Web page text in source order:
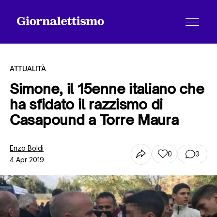
Tutti gli articoli
Chi siamo
Contatti
ATTUALITÀ
Simone, il 15enne italiano che
ha sfidato il razzismo di
Casapound a Torre Maura
Enzo Boldi
4 Apr 2019
0 0